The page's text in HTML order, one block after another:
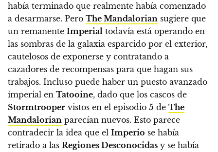
había terminado que realmente había comenzado
a desarmarse. Pero The Mandalorian sugiere que
un remanente Imperial todavía está operando en
las sombras de la galaxia esparcido por el exterior,
cautelosos de exponerse y contratando a
cazadores de recompensas para que hagan sus
trabajos. Incluso puede haber un puesto avanzado
imperial en Tatooine, dado que los cascos de
Stormtrooper vistos en el episodio 5 de The
Mandalorian parecían nuevos. Esto parece
contradecir la idea que el Imperio se había
retirado a las Regiones Desconocidas y se había